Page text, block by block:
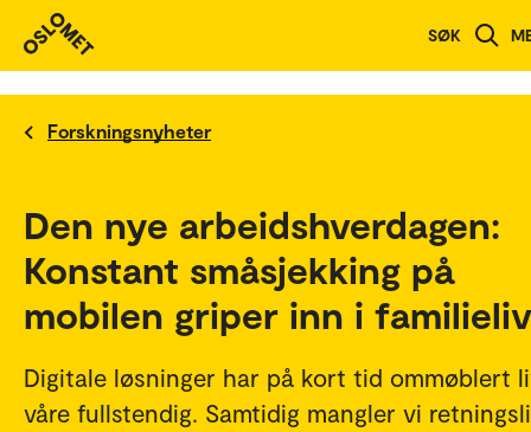
SØK
Forskningsnyheter
Den nye arbeidshverdagen:
Konstant småsjekking på
mobilen griper inn i
Digitale løsninger har på kort tid ommøblert
våre fullstendig. Samtidig mangler vi